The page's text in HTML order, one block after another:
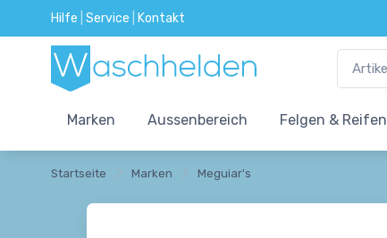
Hilfe Service Kontakt
Marken Aussenbereich Felgen & Reifen
Startseite Marken Meguiar's